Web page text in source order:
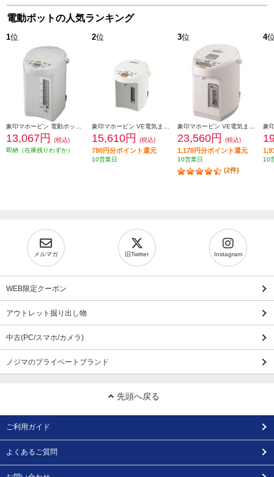
電動ポットの人気ランキング
1位
13,067円
(税込)
即納（在庫残りわずか）
2位
15,610円 (税込)
780円分ポイント還元
10営業日
3位
23,560円 (税込)
1,178円分ポイント還元
10営業日
(2件)
4
10
メルマガ 旧Twitter Instagram
WEB限定クーポン
アウトレット掘り出し物
中古(PC/スマホ/カメラ)
ノジマのプライベートブランド
先頭へ戻る
ご利用ガイド
よくあるご質問